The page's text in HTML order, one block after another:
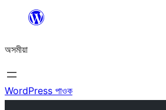
বিষয়বস্তুলৈ
যাওক
অসমীয়া
WordPress পাওক